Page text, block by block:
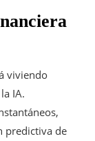
viviendo
IA.
predictiva de